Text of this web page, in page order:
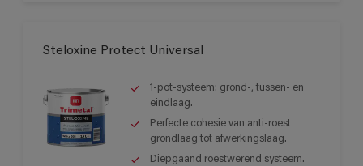
Steloxine Protect Universal
1-pot-systeem: grond-, tussen- en
eindlaag.
Perfecte cohesie van anti-roest
grondlaag tot afwerkingslaag.
Diepgaand roestwerend systeem.